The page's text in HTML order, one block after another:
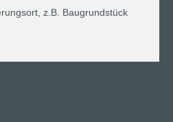
z.B. Baugrundstück